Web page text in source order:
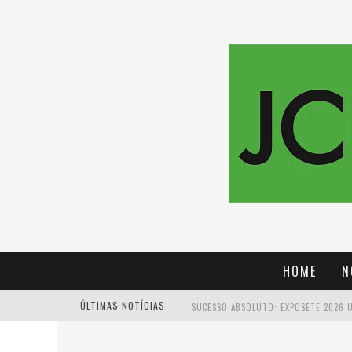
HOME
ÚLTIMAS NOTÍCIAS